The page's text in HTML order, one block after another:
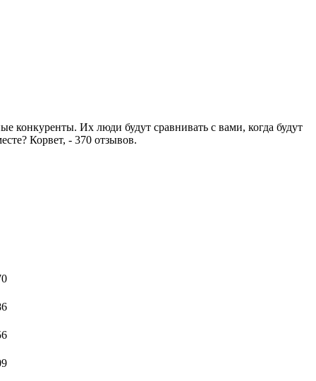
Их люди будут сравнивать с вами, когда будут
Корвет, - 370 отзывов.